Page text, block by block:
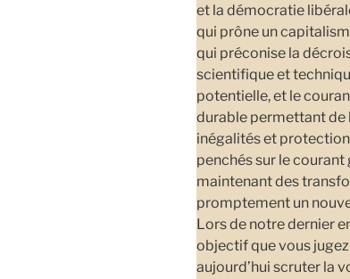
et la démocratie
qui prône un
qui préconise la
scientifique et
potentielle, et le
durable permettant
inégalités et
penchés sur le
maintenant des
promptement un
Lors de notre dernier
objectif que vous
aujourd’hui scruter la